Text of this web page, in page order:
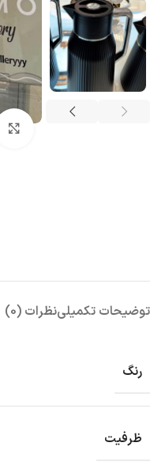
توضیحات تکمیلینظرات (0)
رنگ
ظرفیت